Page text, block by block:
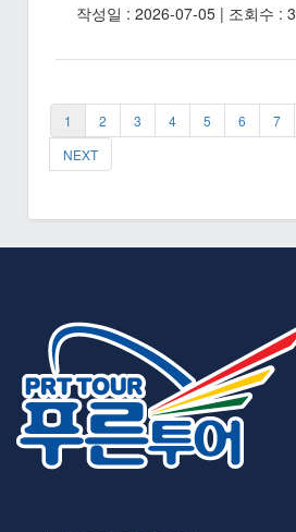
작성일 : 2026-07-05 | 조회수 : 3
1 2 3 4 5 6 7
NEXT